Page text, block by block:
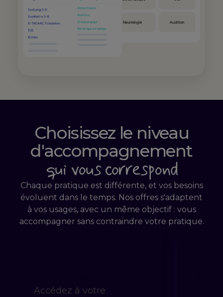
Choisissez le niveau
d'accompagnement
qui vous correspond
Chaque pratique est différente, et vos besoins
évoluent dans le temps. Nos offres s'adaptent
à vos usages, avec un même objectif : vous
accompagner sans contraindre votre pratique.
Accédez à votre